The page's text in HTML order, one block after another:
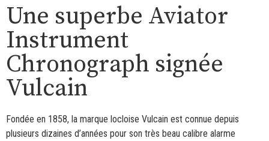
Une superbe Aviator
Instrument
Chronograph signée
Vulcain
Fondée en 1858, la marque locloise Vulcain est connue depuis
plusieurs dizaines d’années pour son très beau calibre alarme